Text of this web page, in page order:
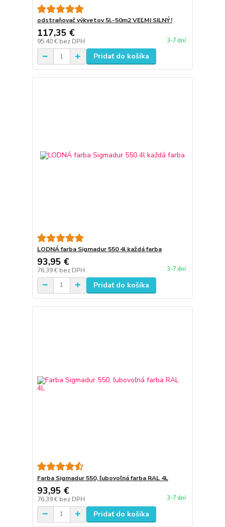
odstraňovač výkvetov 5l.-50m2 VEĽMI SILNÝ!
117,35 €
95,40 € bez DPH 3-7 dní
Pridať do košíka
LODNÁ farba Sigmadur 550 4l každá farba
93,95 €
76,39 € bez DPH 3-7 dní
Pridať do košíka
Farba Sigmadur 550, ľubovoľná farba RAL 4L
93,95 €
76,39 € bez DPH 3-7 dní
Pridať do košíka